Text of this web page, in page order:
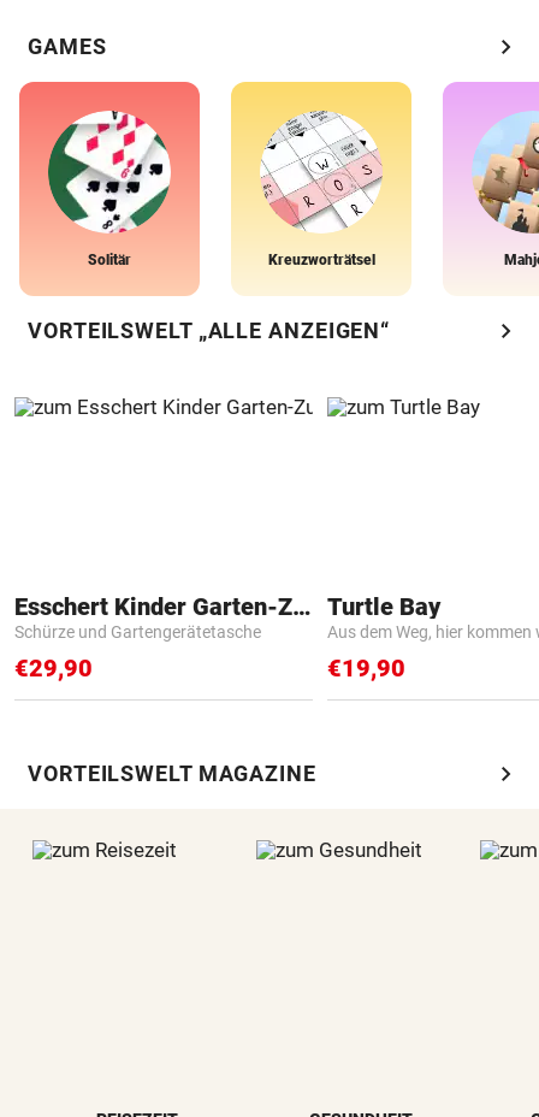
GAMES chevron_right
Solitär Kreuzworträtsel
VORTEILSWELT „ALLE ANZEIGEN“ chevron_right
Esschert Kinder Garten-Zubehör
Schürze und Gartengerätetasche
€29,90
Turtle Bay
Aus dem Weg, hier kommen
€19,90
VORTEILSWELT MAGAZINE chevron_right